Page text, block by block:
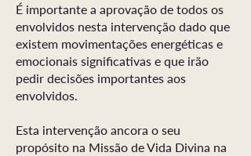
É importante a aprovação de todos os
envolvidos nesta intervenção dado que
existem movimentações energéticas e
emocionais significativas e que irão
pedir decisões importantes aos
envolvidos.
Esta intervenção ancora o seu
propósito na Missão de Vida Divina na